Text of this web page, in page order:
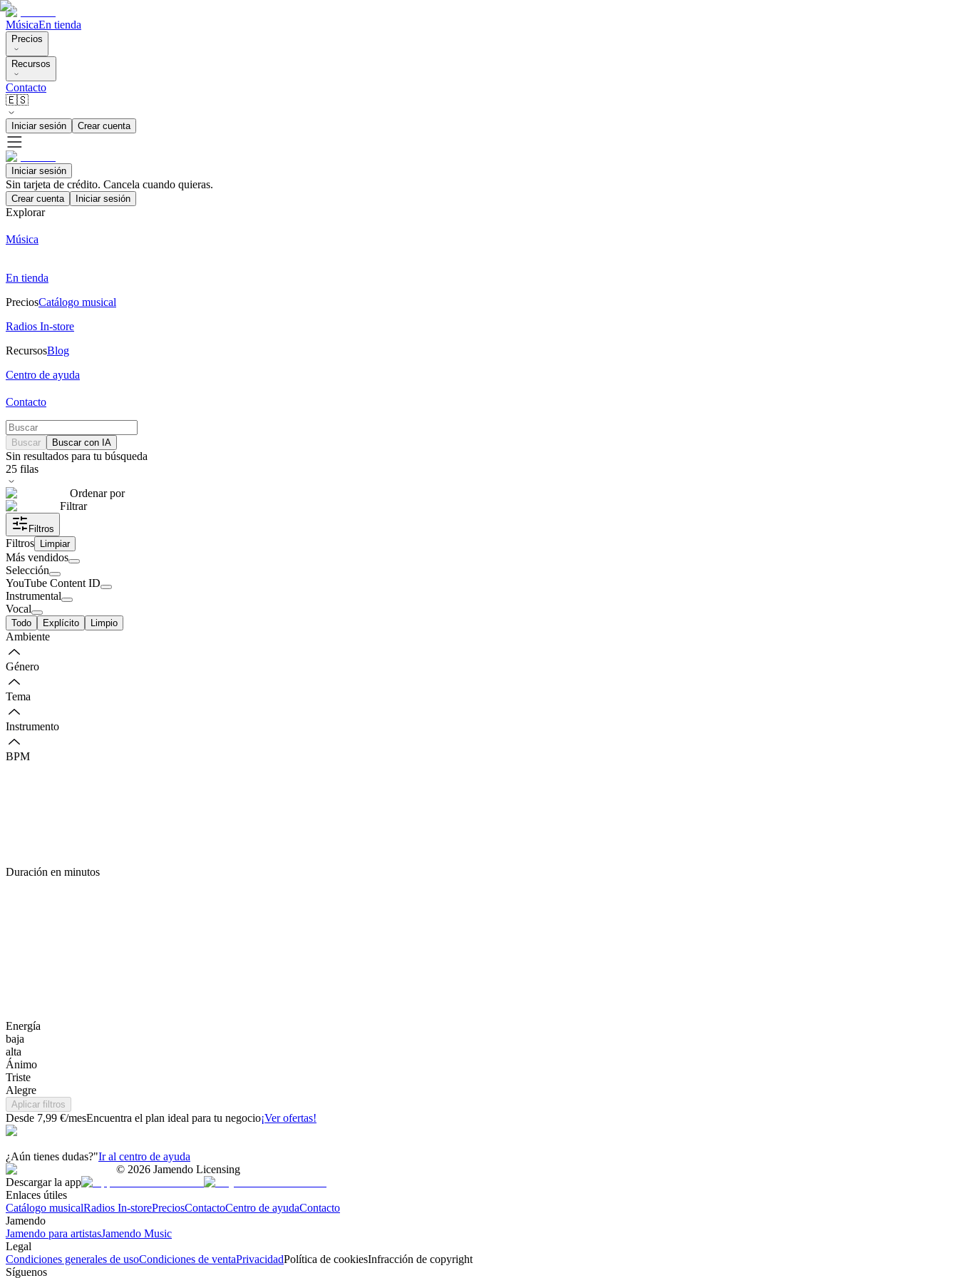
MúsicaEn tienda
Precios
Recursos
Contacto
🇪🇸
Iniciar sesión Crear cuenta
Iniciar sesión
Sin tarjeta de crédito. Cancela cuando quieras.
Crear cuenta Iniciar sesión
Explorar
Música
En tienda
PreciosCatálogo musical
Radios In-store
RecursosBlog
Centro de ayuda
Contacto
Buscar Buscar con IA
Sin resultados para tu búsqueda
25 filas
Ordenar por
Filtrar
Filtros
Filtros Limpiar
Más vendidos
Selección
YouTube Content ID
Instrumental
Vocal
Todo Explícito Limpio
Ambiente
Género
Tema
Instrumento
BPM
Duración en minutos
Energía
baja
alta
Ánimo
Triste
Alegre
Aplicar filtros
Desde 7,99 €/mesEncuentra el plan ideal para tu negocio¡Ver ofertas!
¿Aún tienes dudas?"Ir al centro de ayuda
© 2026 Jamendo Licensing
Descargar la app
Enlaces útiles
Catálogo musicalRadios In-storePreciosContactoCentro de ayudaContacto
Jamendo
Jamendo para artistasJamendo Music
Legal
Condiciones generales de usoCondiciones de ventaPrivacidadPolítica de cookiesInfracción de copyright
Síguenos